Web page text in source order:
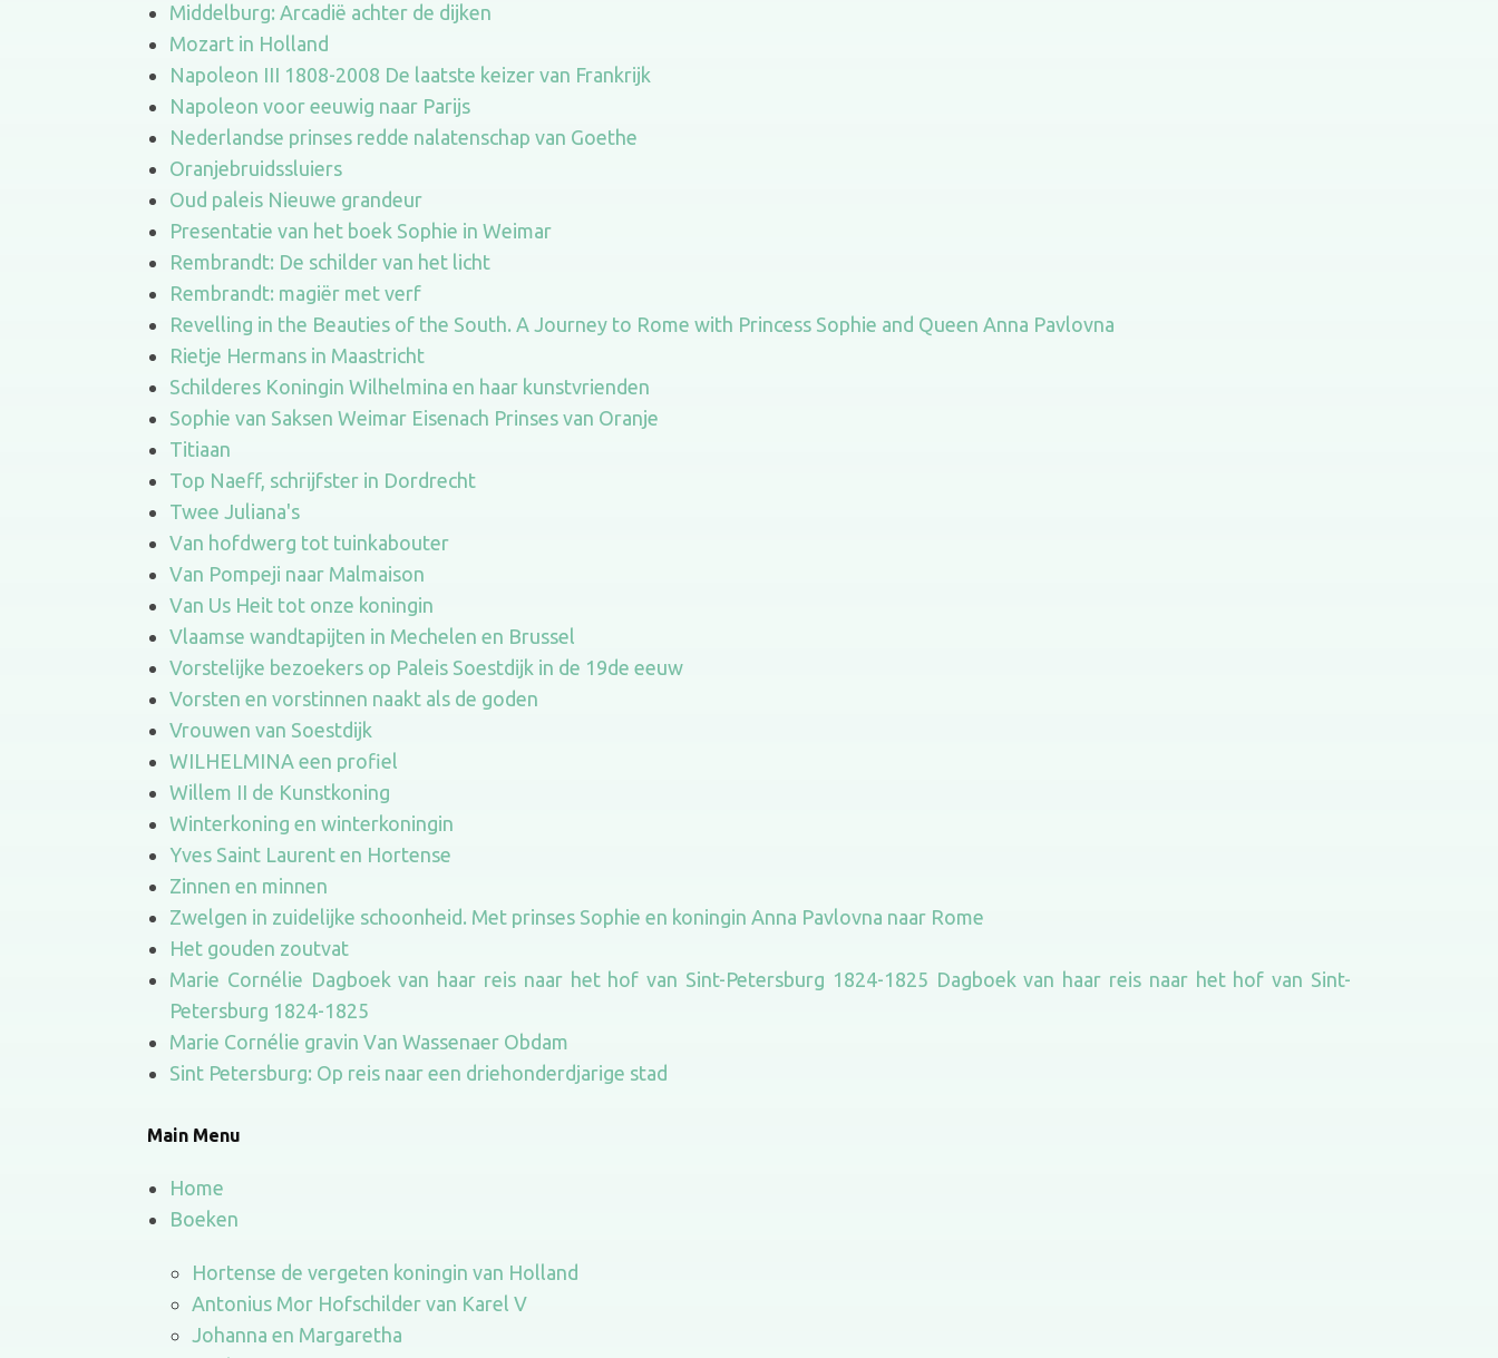
Middelburg: Arcadië achter de dijken
Mozart in Holland
Napoleon III 1808-2008 De laatste keizer van Frankrijk
Napoleon voor eeuwig naar Parijs
Nederlandse prinses redde nalatenschap van Goethe
Oranjebruidssluiers
Oud paleis Nieuwe grandeur
Presentatie van het boek Sophie in Weimar
Rembrandt: De schilder van het licht
Rembrandt: magiër met verf
Revelling in the Beauties of the South. A Journey to Rome with Princess Sophie and Queen Anna Pavlovna
Rietje Hermans in Maastricht
Schilderes Koningin Wilhelmina en haar kunstvrienden
Sophie van Saksen Weimar Eisenach Prinses van Oranje
Titiaan
Top Naeff, schrijfster in Dordrecht
Twee Juliana's
Van hofdwerg tot tuinkabouter
Van Pompeji naar Malmaison
Van Us Heit tot onze koningin
Vlaamse wandtapijten in Mechelen en Brussel
Vorstelijke bezoekers op Paleis Soestdijk in de 19de eeuw
Vorsten en vorstinnen naakt als de goden
Vrouwen van Soestdijk
WILHELMINA een profiel
Willem II de Kunstkoning
Winterkoning en winterkoningin
Yves Saint Laurent en Hortense
Zinnen en minnen
Zwelgen in zuidelijke schoonheid. Met prinses Sophie en koningin Anna Pavlovna naar Rome
Het gouden zoutvat
Marie Cornélie Dagboek van haar reis naar het hof van Sint-Petersburg 1824-1825 Dagboek van haar reis naar het hof van Sint-
Petersburg 1824-1825
Marie Cornélie gravin Van Wassenaer Obdam
Sint Petersburg: Op reis naar een driehonderdjarige stad
Main Menu
Home
Boeken
Hortense de vergeten koningin van Holland
Antonius Mor Hofschilder van Karel V
Johanna en Margaretha